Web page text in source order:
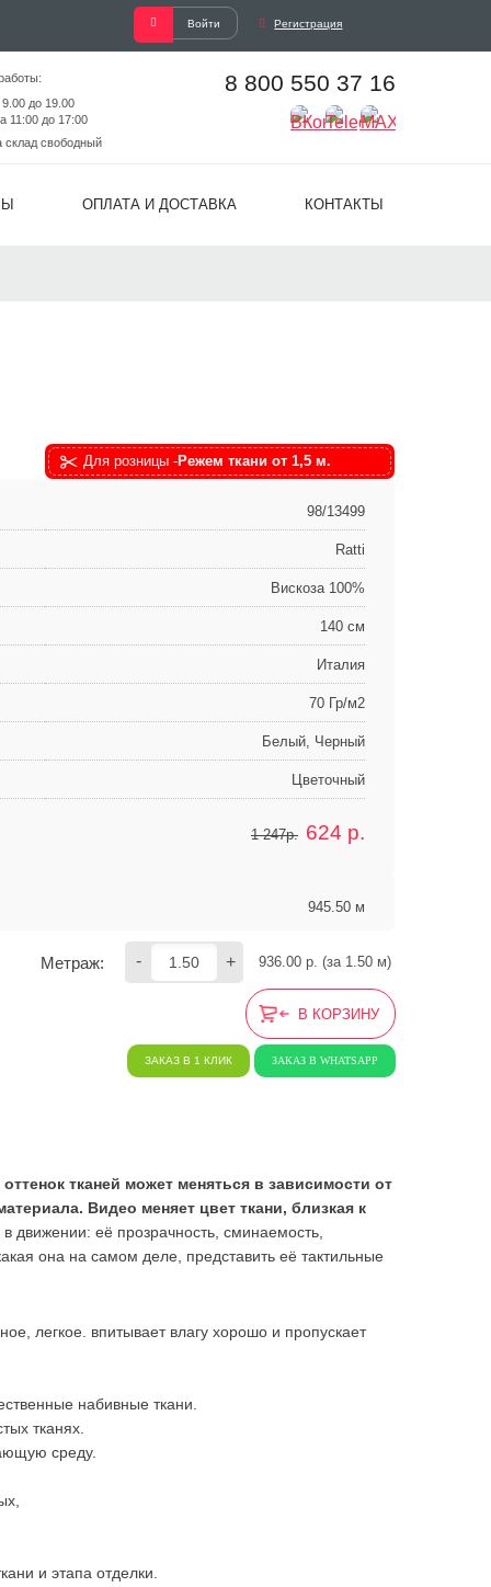
Войти Регистрация
до 19.00
11:00 до 17:00
склад свободный
8 800 550 37 16
ОПЛАТА И ДОСТАВКА КОНТАКТЫ
Для розницы -Режем ткани от 1,5 м.
98/13499
Ratti
Вискоза 100%
140 см
Италия
70 Гр/м2
Белый, Черный
Цветочный
1 247р. 624 р.
945.50 м
Метраж: - + 936.00 р. (за 1.50 м)
В КОРЗИНУ
ЗАКАЗ В 1 КЛИК ЗАКАЗ В WHATSAPP
тканей может меняться в зависимости от
Видео меняет цвет ткани, близкая к
движении: её прозрачность, сминаемость,
она на самом деле, представить её тактильные
легкое. впитывает влагу хорошо и пропускает
набивные ткани.
тканях.
среду.
и этапа отделки.